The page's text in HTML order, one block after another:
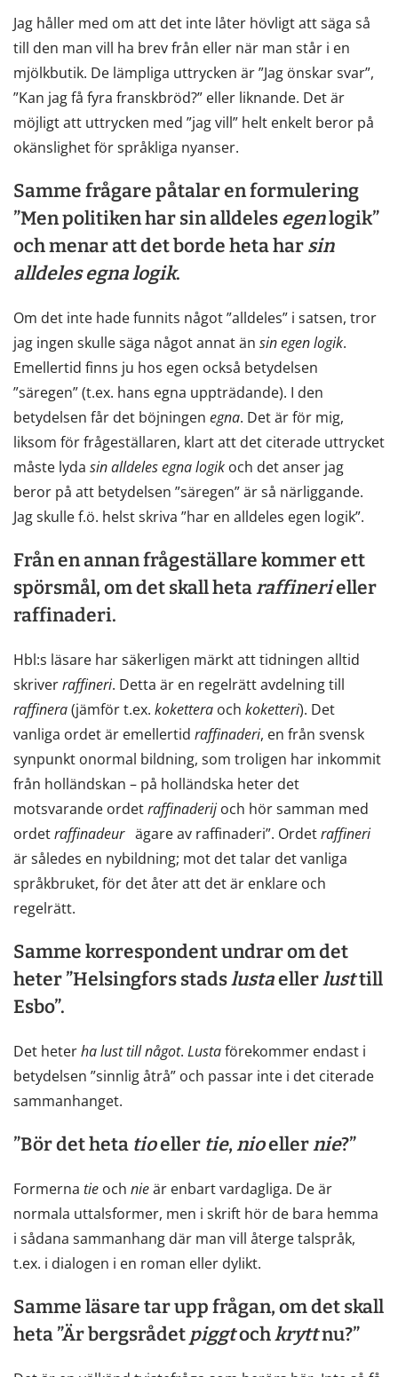
Jag håller med om att det inte låter hövligt att säga så
till den man vill ha brev från eller när man står i en
mjölkbutik. De lämpliga uttrycken är ”Jag önskar svar”,
”Kan jag få fyra franskbröd?” eller liknande. Det är
möjligt att uttrycken med ”jag vill” helt enkelt beror på
okänslighet för språkliga nyanser.
Samme frågare påtalar en formulering
”Men politiken har sin alldeles egenlogik”
och menar att det borde heta harsin
alldeles egnalogik.
Om det inte hade funnits något ”alldeles” i satsen, tror
jag ingen skulle säga något annat än sinegenlogik.
Emellertid finns ju hos egen också betydelsen
”säregen” (t.ex. hans egna uppträdande). I den
betydelsen får det böjningen egna. Det är för mig,
liksom för frågeställaren, klart att det citerade uttrycket
måste lyda sinalldelesegnalogik och det anser jag
beror på att betydelsen ”säregen” är så närliggande.
Jag skulle f.ö. helst skriva ”har en alldeles egen logik”.
Från en annan frågeställare kommer ett
spörsmål, om det skall hetaraffinerieller
raffinaderi.
Hbl:s läsare har säkerligen märkt att tidningen alltid
skriverraffineri. Detta är en regelrätt avdelning till
raffinera(jämför t.ex. kokettera och koketteri). Det
vanliga ordet är emellertid raffinaderi, en från svensk
synpunkt onormal bildning, som troligen har inkommit
från holländskan – på holländska heter det
motsvarande ordetraffinaderij och hör samman med
ordetraffinadeurägare av raffinaderi”. Ordetraffineri
är således en nybildning; mot det talar det vanliga
språkbruket, för det åter att det är enklare och
regelrätt.
Samme korrespondent undrar om det
heter ”Helsingfors stadslustaellerlusttill
Esbo”.
Det heterhalusttillnågot. Lustaförekommer endast i
betydelsen ”sinnlig åtrå” och passar inte i det citerade
sammanhanget.
”Bör det heta tioeller tie,nioellernie?”
Formerna tie och nieär enbart vardagliga. De är
normala uttalsformer, men i skrift hör de bara hemma
i sådana sammanhang där man vill återge talspråk,
t.ex. i dialogen i en roman eller dylikt.
Samme läsare tar upp frågan, om det skall
heta ”Är bergsrådet piggtochkryttnu?”